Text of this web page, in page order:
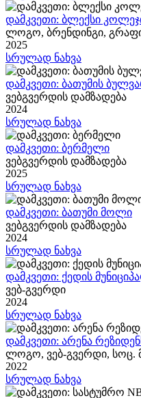
დამკვეთი: ბლექსი
ლოგო, ბრენდინგი,
2025
სრულად ნახვა
დამკვეთი: ბათუმის
ვებგვერდის დამზადება
2024
სრულად ნახვა
დამკვეთი: ბერმელი
ვებგვერდის დამზადება
2025
სრულად ნახვა
დამკვეთი: ბათუმი მოლი
ვებგვერდის დამზადება
2024
სრულად ნახვა
დამკვეთი: ქედის
ვებ-გვერდი
2024
სრულად ნახვა
დამკვეთი: არენა
ლოგო, ვებ-გვერდი, სოც.
2022
სრულად ნახვა